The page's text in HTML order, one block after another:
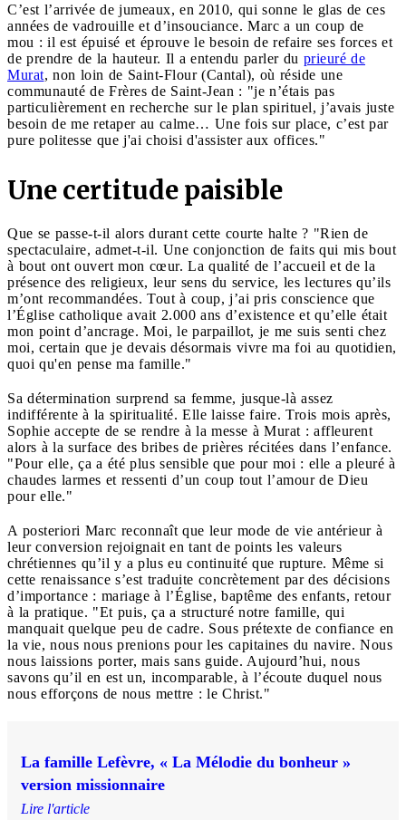
C’est l’arrivée de jumeaux, en 2010, qui sonne le glas de ces
années de vadrouille et d’insouciance. Marc a un coup de
mou : il est épuisé et éprouve le besoin de refaire ses forces et
de prendre de la hauteur. Il a entendu parler du prieuré de
Murat, non loin de Saint-Flour (Cantal), où réside une
communauté de Frères de Saint-Jean : "je n’étais pas
particulièrement en recherche sur le plan spirituel, j’avais juste
besoin de me retaper au calme… Une fois sur place, c’est par
pure politesse que j'ai choisi d'assister aux offices."
Une certitude paisible
Que se passe-t-il alors durant cette courte halte ? "Rien de
spectaculaire, admet-t-il. Une conjonction de faits qui mis bout
à bout ont ouvert mon cœur. La qualité de l’accueil et de la
présence des religieux, leur sens du service, les lectures qu’ils
m’ont recommandées. Tout à coup, j’ai pris conscience que
l’Église catholique avait 2.000 ans d’existence et qu’elle était
mon point d’ancrage. Moi, le parpaillot, je me suis senti chez
moi, certain que je devais désormais vivre ma foi au quotidien,
quoi qu'en pense ma famille."
Sa détermination surprend sa femme, jusque-là assez
indifférente à la spiritualité. Elle laisse faire. Trois mois après,
Sophie accepte de se rendre à la messe à Murat : affleurent
alors à la surface des bribes de prières récitées dans l’enfance.
"Pour elle, ça a été plus sensible que pour moi : elle a pleuré à
chaudes larmes et ressenti d’un coup tout l’amour de Dieu
pour elle."
A posteriori Marc reconnaît que leur mode de vie antérieur à
leur conversion rejoignait en tant de points les valeurs
chrétiennes qu’il y a plus eu continuité que rupture. Même si
cette renaissance s’est traduite concrètement par des décisions
d’importance : mariage à l’Église, baptême des enfants, retour
à la pratique. "Et puis, ça a structuré notre famille, qui
manquait quelque peu de cadre. Sous prétexte de confiance en
la vie, nous nous prenions pour les capitaines du navire. Nous
nous laissions porter, mais sans guide. Aujourd’hui, nous
savons qu’il en est un, incomparable, à l’écoute duquel nous
nous efforçons de nous mettre : le Christ."
La famille Lefèvre, « La Mélodie du bonheur »
version missionnaire
Lire l'article